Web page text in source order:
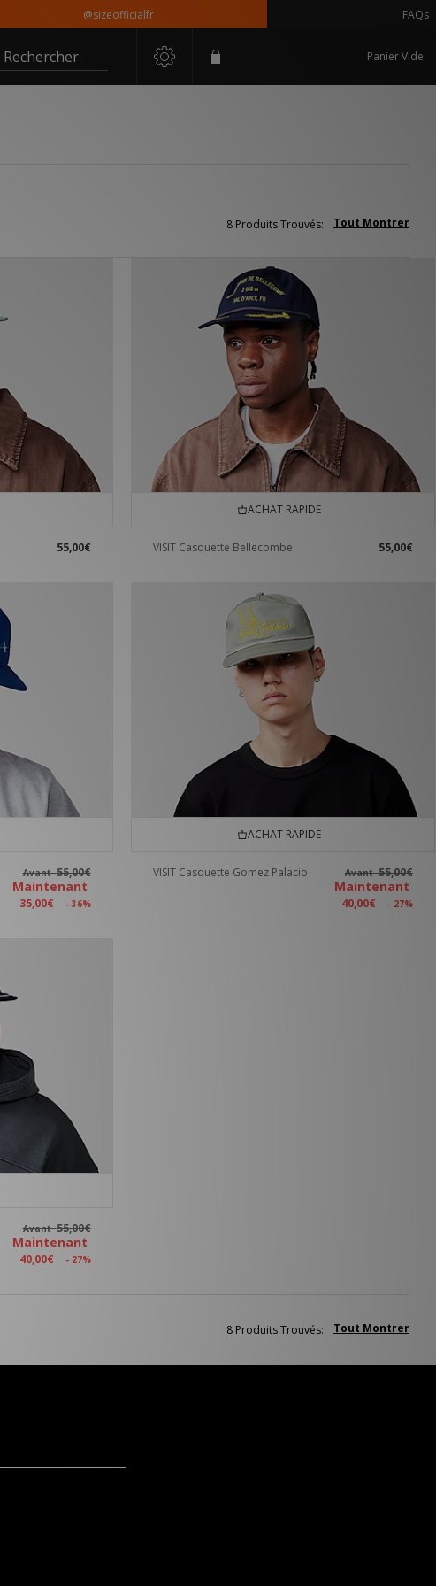
@sizeofficialfr FAQs
Rechercher Panier Vide
Tout Montrer
8 Produits Trouvés:
55,00€
ACHAT RAPIDE
VISIT Casquette Bellecombe 55,00€
Avant55,00€
Maintenant
35,00€ - 36%
ACHAT RAPIDE
VISIT Casquette Gomez Palacio Avant55,00€
Maintenant
40,00€ - 27%
Avant55,00€
Maintenant
40,00€ - 27%
Tout Montrer
8 Produits Trouvés: